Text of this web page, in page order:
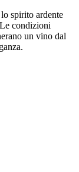
spirito ardente
condizioni
un vino dal